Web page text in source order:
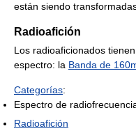
están siendo
Radioafición
Los radioaficionados
espectro: la Banda de
Categorías:
Espectro de
Radioafición